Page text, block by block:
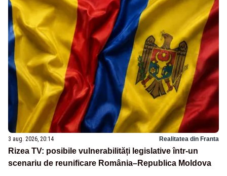
3 aug. 2026, 20:14 Realitatea din Franta
Rizea TV: posibile vulnerabilități legislative într-un
scenariu de reunificare România–Republica Moldova